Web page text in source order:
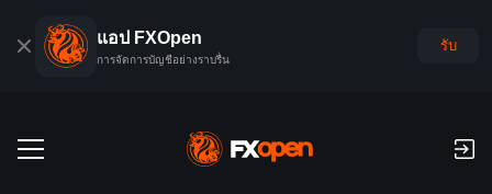
แอป FXOpen
การจัดการบัญชีอย่างราบรื่น
รับ